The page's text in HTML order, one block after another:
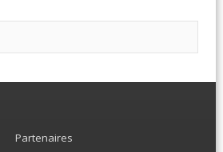
Partenaires